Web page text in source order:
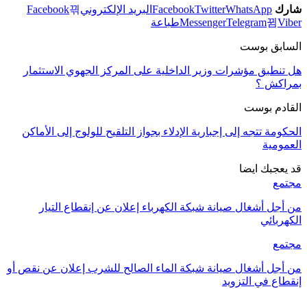
شارك FacebookTwitterWhatsApp البريد الإلكتروني
Facebook
MessengerTelegram Viber طباعة
السابق بوست
هل تنطبق مؤشرات وزير الداخلية على المركز الجهوي الاستثمار
بمراكش ؟
القادم بوست
الحكومة تتجه إلى إجبارية الإدلاء بجواز التلقيح للولوج إلى الأماكن
العمومية
قد يعجبك ايضا
مجتمع
من أجل أشغال صيانة شبكة الكهرباء إعلان عن إنقطاع التيار
الكهربائي
مجتمع
من أجل أشغال صيانة شبكة الماء الصالح للشرب إعلان عن نقص أو
إنقطاع في التزويد